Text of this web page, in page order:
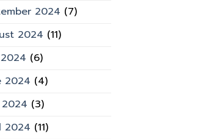
2024 (7)
2024 (11)
(6)
2024 (4)
2024 (3)
2024 (11)